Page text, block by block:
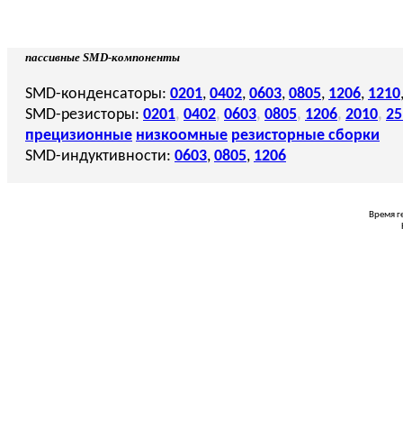
пассивные SMD-компоненты
SMD-конденсаторы: 0201, 0402, 0603, 0805, 1206, 1210,
SMD-резисторы: 0201, 0402, 0603, 0805, 1206, 2010,
прецизионные низкоомные резисторные сборки
SMD-индуктивности: 0603, 0805, 1206
Время